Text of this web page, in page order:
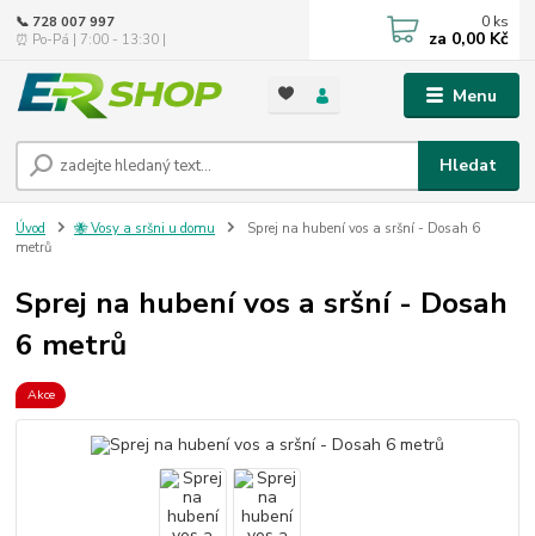
Menu
Hledat
📞 728 007 997
⏰ Po-Pá | 7:00 - 13:30 |
0 ks
za 0,00 Kč
Úvod 🐝 Vosy a sršni u domu
Sprej na hubení vos a sršní - Dosah 6
metrů
Sprej na hubení vos a sršní - Dosah
6 metrů
Akce